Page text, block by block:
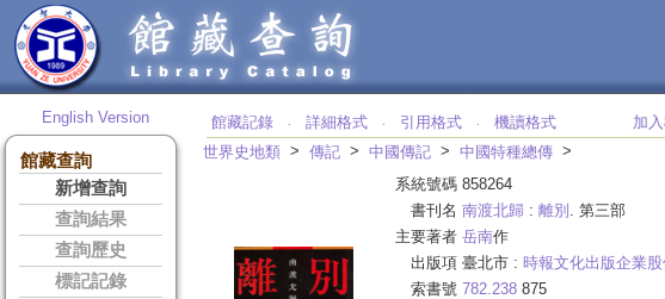
English Version
館藏查詢
新增查詢
查詢結果
查詢歷史
標記記錄
館藏記錄 ‧ 詳細格式 ‧ 引用格式 ‧ 機讀格式 加
世界史地類 > 傳記 > 中國傳記 > 中國特種總傳 >
系統號碼 858264
書刊名 南渡北歸 : 離別 . 第三部
主要著者 岳南作
出版項 臺北市 : 時報文化出版企業
索書號 782.238 875